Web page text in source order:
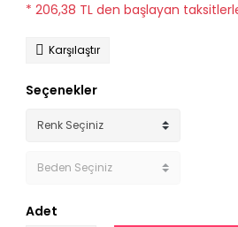
* 206,38 TL den başlayan
Karşılaştır
Seçenekler
Adet